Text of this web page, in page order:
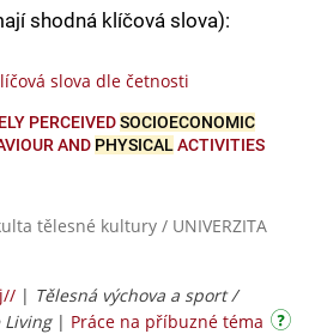
shodná klíčová slova):
slova dle četnosti
PERCEIVEDSOCIOECONOMIC
AND PHYSICALACTIVITIES
tělesné kultury / UNIVERZITA
| Tělesná výchova a sport /
| Práce na příbuzné téma